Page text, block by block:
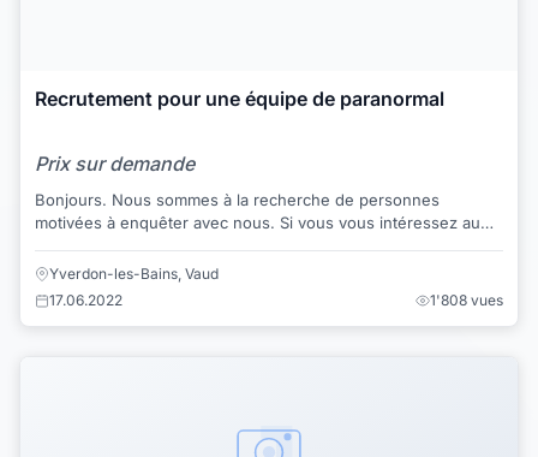
Recrutement pour une équipe de paranormal
Prix sur demande
Bonjours. Nous sommes à la recherche de personnes
motivées à enquêter avec nous. Si vous vous intéressez au
Yverdon-les-Bains, Vaud
17.06.2022
1'808 vues